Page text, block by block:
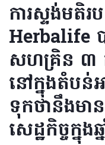
ការស្ទង់មតិ
Herbalife
សហគ្រិន ៣
នៅក្នុងតំបន់
ទុកថានឹងមា
សេដ្ឋកិច្ចក្នុង